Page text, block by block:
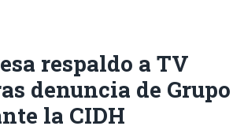
respaldo a TV
denuncia de Grupo
la CIDH